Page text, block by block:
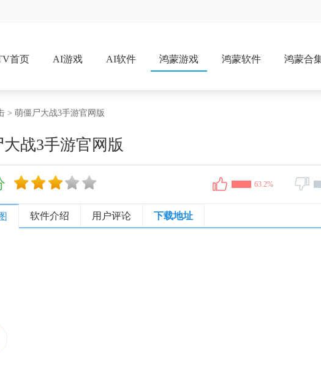
首页 AI游戏 AI软件 鸿蒙游戏 鸿蒙软件 鸿蒙合
> 萌僵尸大战3手游官网版
战3手游官网版
63.2%
软件介绍 用户评论 下载地址